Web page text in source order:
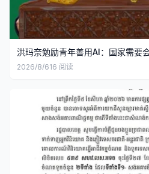
洪玛奈勉励青年善用AI：国家需要
2026/8/616 阅读